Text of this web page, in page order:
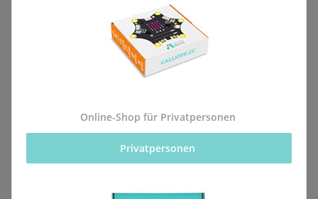
Beschreibung
Alle Bestellungen für dieses Produkt werden direkt an
die Schule (Integrierte Gesamtschule Selters
Online-Shop für Privatpersonen
Privatpersonen